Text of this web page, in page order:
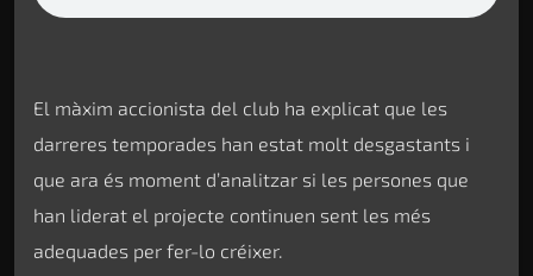
El màxim accionista del club ha explicat que les
darreres temporades han estat molt desgastants i
que ara és moment d’analitzar si les persones que
han liderat el projecte continuen sent les més
adequades per fer-lo créixer.